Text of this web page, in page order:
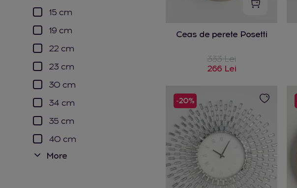
15 cm
19 cm
22 cm
23 cm
30 cm
34 cm
35 cm
40 cm
More
Ceas de perete Posetti
333 Lei
266 Lei
-20%